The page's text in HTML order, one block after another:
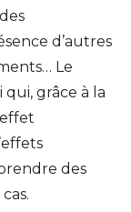
d’autres
Le
grâce à la
des